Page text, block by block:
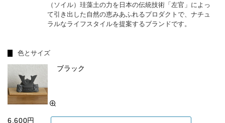
（ソイル） 珪藻土の力を日本の伝統技術「左官」によっ
て引き出した自然の恵みあふれるプロダクトで、ナチュ
ラルなライフスタイルを提案するブランドです。
色とサイズ
ブラック
6,600円